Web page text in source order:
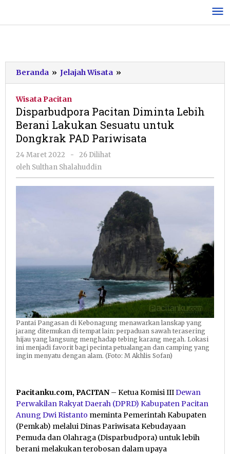
konten
Beranda » Jelajah Wisata »
Pacitan
Berani
Lakukan
Sesuatu
Pariwisata
Wisata Pacitan
Disparbudpora Pacitan Diminta Lebih
Berani Lakukan Sesuatu untuk
Dongkrak PAD Pariwisata
24 Maret 2022
oleh
Sulthan
-
26 Dilihat
oleh Sulthan Shalahuddin
Pantai Pangasan di Kebonagung menawarkan lanskap yang
jarang ditemukan di tempat lain: perpaduan sawah terasering
hijau yang langsung menghadap tebing karang megah. Lokasi
ini menjadi favorit bagi pecinta petualangan dan camping yang
ingin menyatu dengan alam. (Foto: M Akhlis Sofan)
Pacitanku.com, PACITAN – Ketua Komisi III Dewan
Perwakilan Rakyat Daerah (DPRD) Kabupaten Pacitan
Anung Dwi Ristanto meminta Pemerintah Kabupaten
(Pemkab) melalui Dinas Pariwisata Kebudayaan
Pemuda dan Olahraga (Disparbudpora) untuk lebih
berani melakukan terobosan dalam upaya